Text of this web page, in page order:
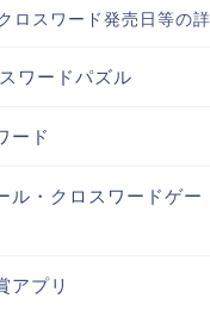
ロスワード発売日等の
ワードパズル
ード
ル・クロスワードゲー
アプリ